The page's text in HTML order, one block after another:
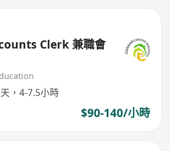
Clerk 兼職會
，4-7.5小時
$90-140/小時